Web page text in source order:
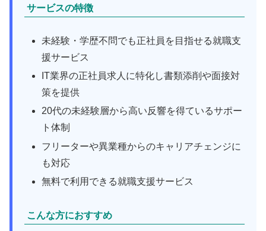
サービスの特徴
未経験・学歴不問でも正社員を目指せる就職支
援サービス
IT業界の正社員求人に特化し書類添削や面接対
策を提供
20代の未経験層から高い反響を得ているサポー
ト体制
フリーターや異業種からのキャリアチェンジに
も対応
無料で利用できる就職支援サービス
こんな方におすすめ